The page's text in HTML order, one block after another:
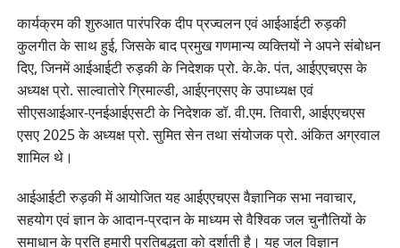
कार्यक्रम की शुरुआत पारंपरिक दीप प्रज्वलन एवं आईआईटी रुड़की
कुलगीत के साथ हुई, जिसके बाद प्रमुख गणमान्य व्यक्तियों ने अपने संबोधन
दिए, जिनमें आईआईटी रुड़की के निदेशक प्रो. के.के. पंत, आईएएचएस के
अध्यक्ष प्रो. साल्वातोरे ग्रिमाल्डी, आईएनएसए के उपाध्यक्ष एवं
सीएसआईआर-एनईआईएसटी के निदेशक डॉ. वी.एम. तिवारी, आईएएचएस
एसए 2025 के अध्यक्ष प्रो. सुमित सेन तथा संयोजक प्रो. अंकित अग्रवाल
शामिल थे।
आईआईटी रुड़की में आयोजित यह आईएएचएस वैज्ञानिक सभा नवाचार,
सहयोग एवं ज्ञान के आदान-प्रदान के माध्यम से वैश्विक जल चुनौतियों के
समाधान के प्रति हमारी प्रतिबद्धता को दर्शाती है। यह जल विज्ञान